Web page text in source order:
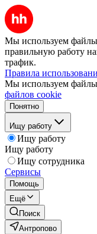
Мы используем файлы
правильную работу
трафик.
Правила
Мы используем
файлов cookie
Понятно
Ищу работу
Ищу работу
Ищу работу
Ищу сотрудника
Сервисы
Помощь
Ещё
Поиск
Антропово